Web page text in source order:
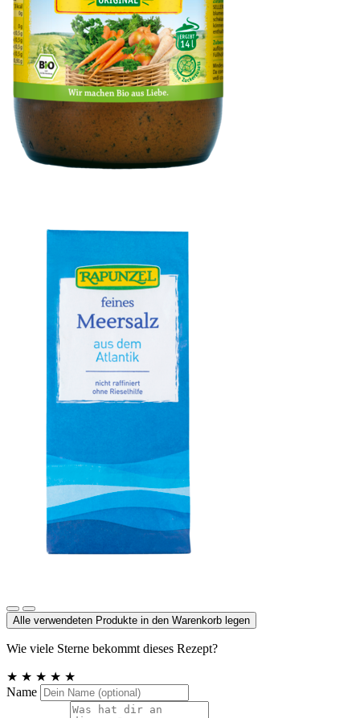
Alle verwendeten Produkte in den Warenkorb legen
Wie viele Sterne bekommt dieses Rezept?
★ ★ ★ ★ ★
Name